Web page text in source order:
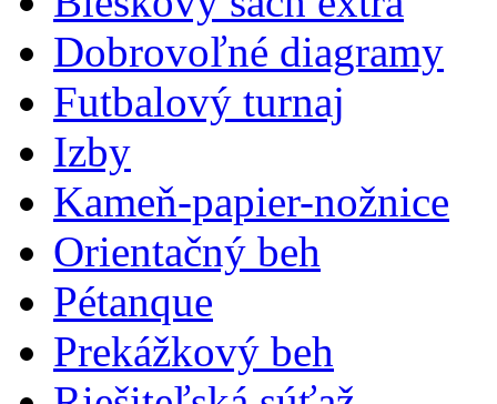
Dobrovoľné diagramy
Futbalový turnaj
Izby
Kameň-papier-nožnice
Orientačný beh
Pétanque
Prekážkový beh